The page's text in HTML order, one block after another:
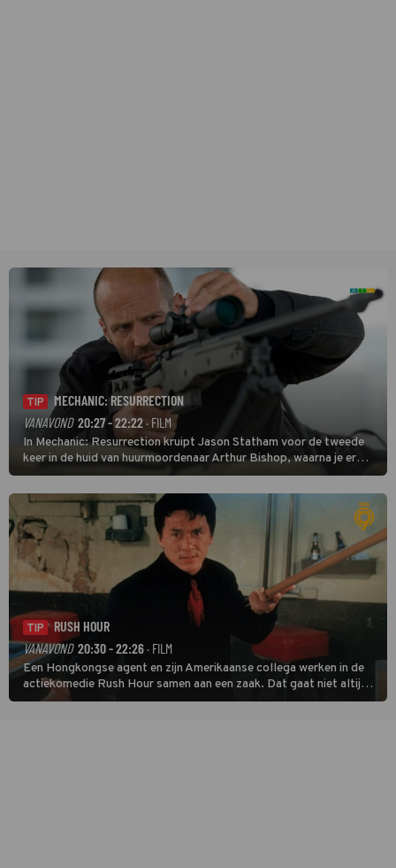
TIP
MECHANIC: RESURRECTION
VANAVOND 20:27 - 22:22· FILM
In Mechanic: Resurrection kruipt Jason Statham voor de tweede
keer in de huid van huurmoordenaar Arthur Bishop, waarna je er
donder op kunt zeggen dat er van Bishops geplande pensioen niet
veel terechtkomt.
TIP
RUSH HOUR
VANAVOND 20:30 - 22:26 · FILM
Een Hongkongse agent en zijn Amerikaanse collega werken in de
actiekomedie Rush Hour samen aan een zaak. Dat gaat niet altijd
van een leien dakje.